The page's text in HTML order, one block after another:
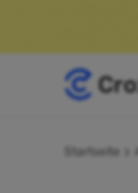
Startseite